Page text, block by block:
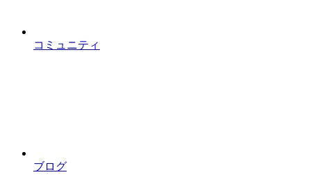
コミュニティ
ブログ